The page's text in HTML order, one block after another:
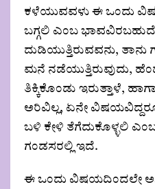
ಕಳೆಯುವವಳು ಈ ಒಂದು
ಬಗ್ಗಲಿ ಎಂಬ
ದುಡಿಯುತ್ತಿರುವವನು,
ಮನೆ ನಡೆಯುತ್ತಿರುವುದು,
ತಿಕ್ಕಿಕೊಂಡು ಇರುತ್ತಾಳೆ,
ಅರಿವಿಲ್ಲ, ಏನೇ
ಬಳಿ ಕೇಳಿ ತೆಗೆದುಕೊಳ್ಳಲಿ
ಗಂಡಸರಲ್ಲಿ ಇದೆ.
ಈ ಒಂದು ವಿಷಯದಿಂದಲೇ